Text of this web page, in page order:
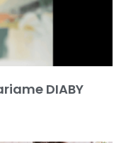
DIABY